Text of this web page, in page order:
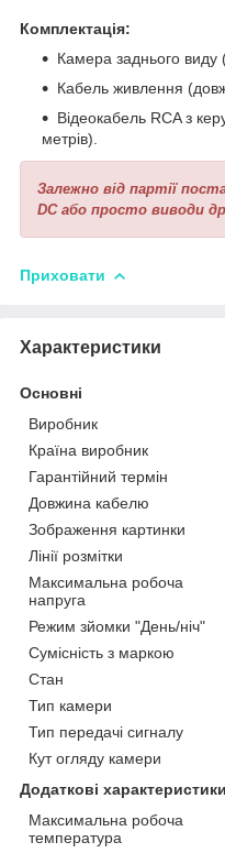
Комплектація:
Камера заднього виду
Кабель живлення
Відеокабель RCA з
метрів).
Залежно від партії
DC або просто виводи
Приховати
Характеристики
Основні
Виробник
Країна виробник
Гарантійний термін
Довжина кабелю
Зображення картинки
Лінії розмітки
Максимальна робоча
напруга
Режим зйомки "День/ніч"
Сумісність з маркою
Стан
Тип камери
Тип передачі сигналу
Кут огляду камери
Додаткові характеристики
Максимальна робоча
температура